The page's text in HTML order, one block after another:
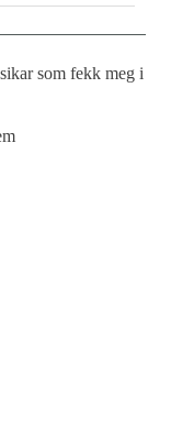
som fekk meg i